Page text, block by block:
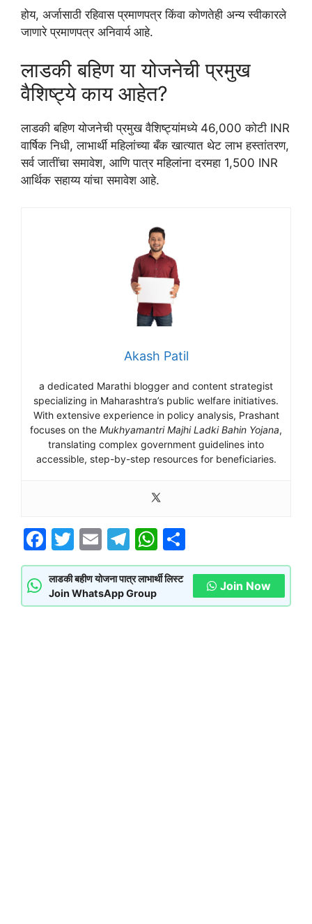
होय, अर्जासाठी रहिवास प्रमाणपत्र किंवा कोणतेही अन्य स्वीकारले
जाणारे प्रमाणपत्र अनिवार्य आहे.
लाडकी बहिण या योजनेची प्रमुख
वैशिष्ट्ये काय आहेत?
लाडकी बहिण योजनेची प्रमुख वैशिष्ट्यांमध्ये 46,000 कोटी INR
वार्षिक निधी, लाभार्थी महिलांच्या बँक खात्यात थेट लाभ हस्तांतरण,
सर्व जातींचा समावेश, आणि पात्र महिलांना दरमहा 1,500 INR
आर्थिक सहाय्य यांचा समावेश आहे.
Akash Patil
a dedicated Marathi blogger and content strategist
specializing in Maharashtra’s public welfare initiatives.
With extensive experience in policy analysis, Prashant
focuses on the Mukhyamantri Majhi Ladki Bahin Yojana,
translating complex government guidelines into
accessible, step-by-step resources for beneficiaries.
F
a
c
e
T
w
itt
er
E
m
ai
l
T
el
e
gr
W
h
at
s
h
ar
e
लाडकी बहीण योजना पात्र लाभार्थी लिस्ट
Join WhatsApp Group
Join Now